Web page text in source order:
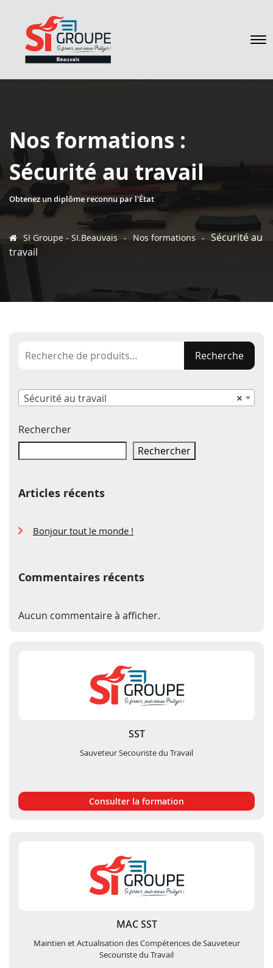
Nos formations :
Sécurité au travail
Obtenez un diplôme reconnu par l'État
SI Groupe - SI.Beauvais - Nos formations - Sécurité au
travail
pour :
Recherche
×
Sécurité au travail
Rechercher
Rechercher
Articles récents
Bonjour tout le monde !
Commentaires récents
Aucun commentaire à afficher.
SST
Sauveteur Secouriste du Travail
Consulter la formation
MAC SST
Maintien et Actualisation des Compétences de Sauveteur
Secouriste du Travail